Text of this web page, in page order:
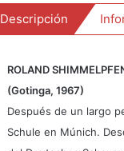
Descripción
ROLAND
(Gotinga, 1967)
Después de un largo
Schule en Múnich.